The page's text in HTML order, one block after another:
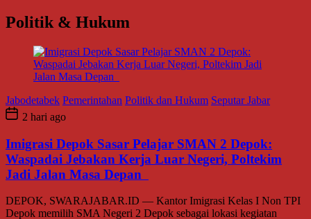
Politik & Hukum
Jabodetabek Pemerintahan Politik dan Hukum Seputar Jabar
2 hari ago
Imigrasi Depok Sasar Pelajar SMAN 2 Depok:
Waspadai Jebakan Kerja Luar Negeri, Poltekim
Jadi Jalan Masa Depan
DEPOK, SWARAJABAR.ID — Kantor Imigrasi Kelas I Non TPI
Depok memilih SMA Negeri 2 Depok sebagai lokasi kegiatan